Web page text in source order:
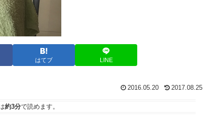
はてブ LINE
2016.05.20 2017.08.25
約3分で読めます。